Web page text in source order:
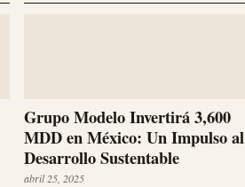
Grupo Modelo Invertirá 3,600
MDD en México: Un Impulso al
Desarrollo Sustentable
abril 25, 2025